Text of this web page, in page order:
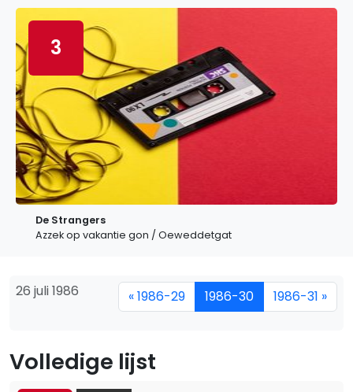
3
De Strangers
Azzek op vakantie gon / Oeweddetgat
26 juli 1986 « 1986-29 1986-30 1986-31 »
Volledige lijst